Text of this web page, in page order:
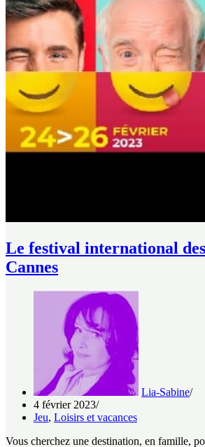
Le festival international
Cannes
Lia-Sabine
4 février 2023
Jeu, Loisirs et vacances
Vous cherchez une destination, en famille,